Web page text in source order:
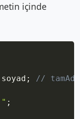
içinde
soyad ; // tamAd
;